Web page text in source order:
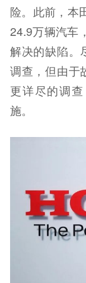
险。此前，本
24.9万辆汽车
解决的缺陷。
调查，但由于
更详尽的调
施。